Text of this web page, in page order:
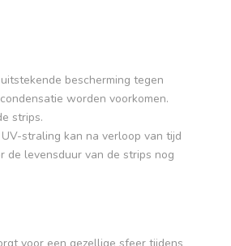
bescherming tegen
worden voorkomen.
strips.
straling kan na verloop van tijd
de levensduur van de strips nog
voor een gezellige sfeer tijdens